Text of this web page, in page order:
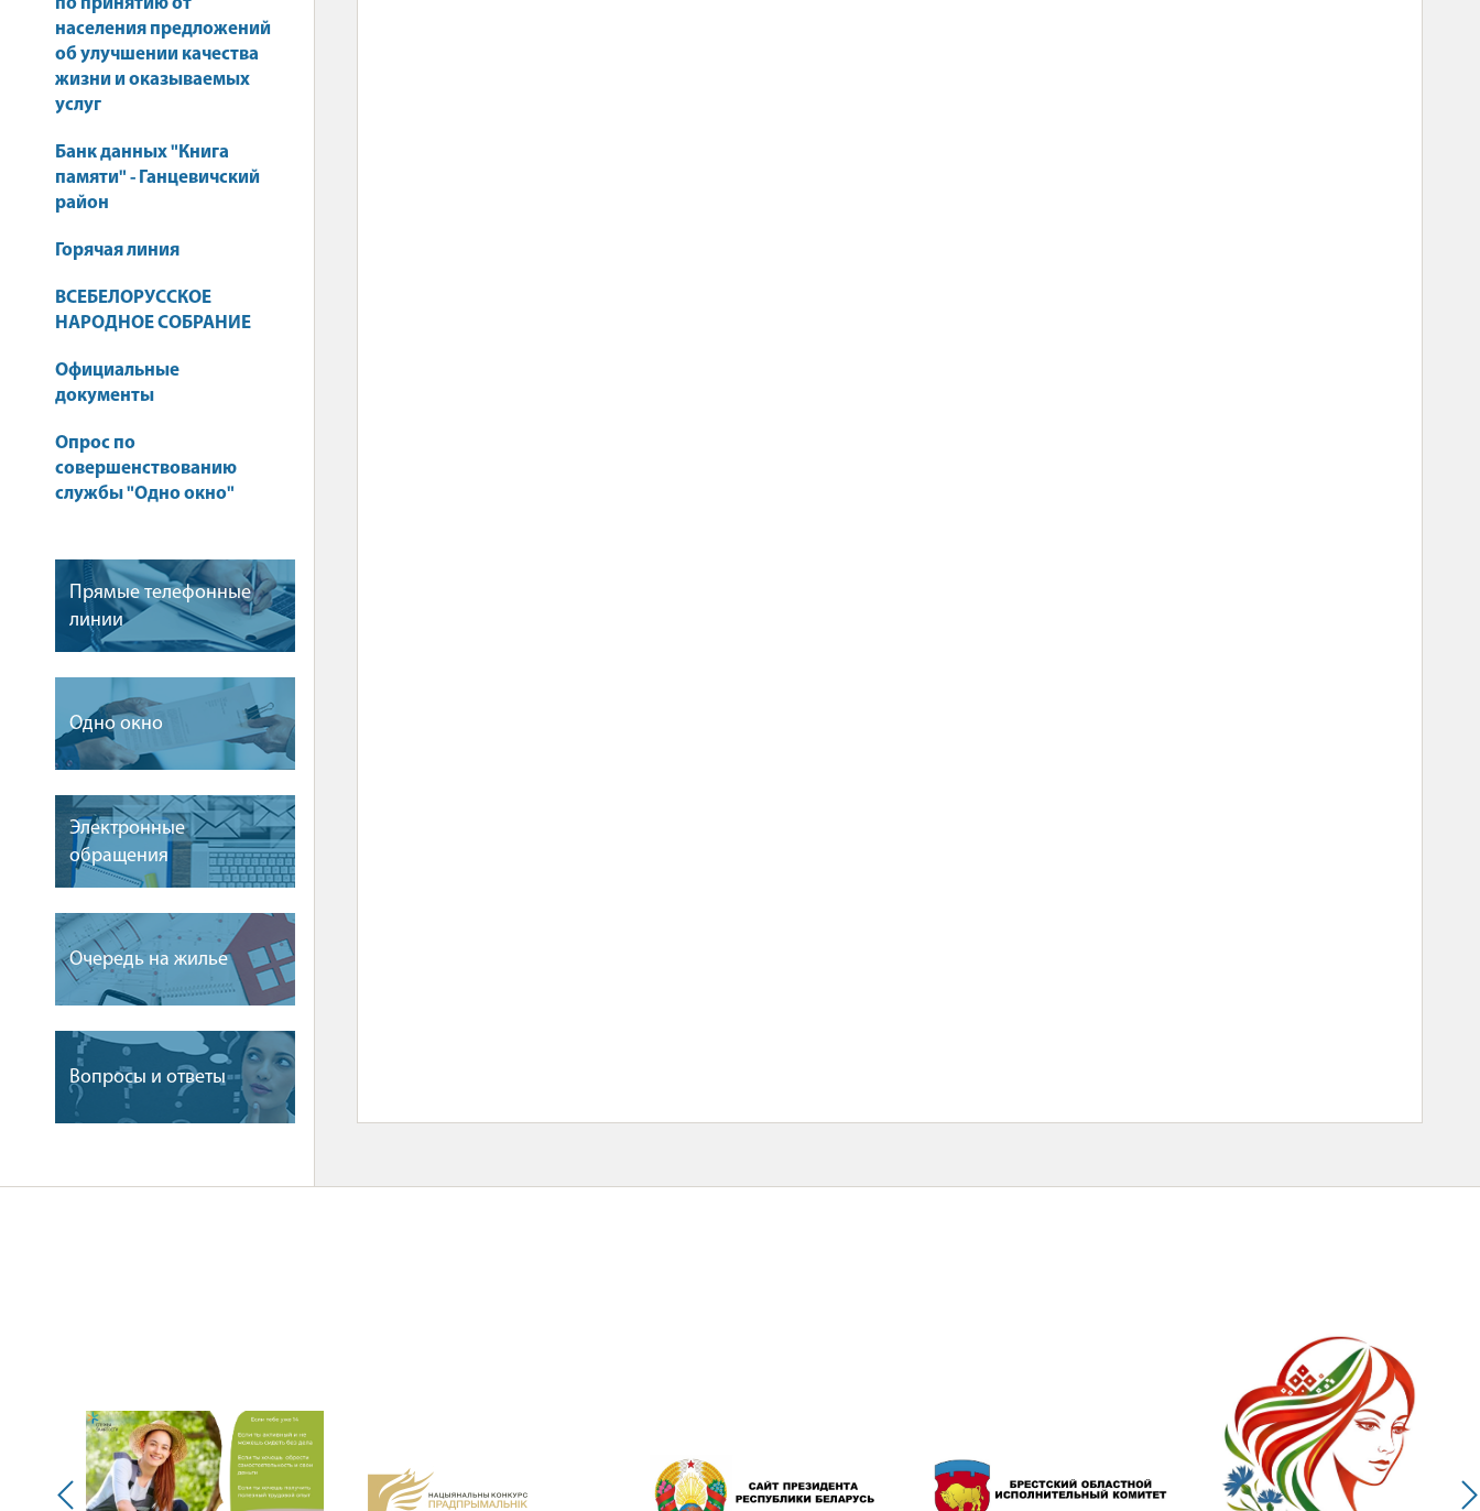
по принятию от
населения предложений
об улучшении качества
жизни и оказываемых
услуг
Банк данных "Книга
памяти" - Ганцевичский
район
Горячая линия
ВСЕБЕЛОРУССКОЕ
НАРОДНОЕ СОБРАНИЕ
Официальные
документы
Опрос по
совершенствованию
службы "Одно окно"
Прямые телефонные
линии
Одно окно
Электронные
обращения
Очередь на жилье
Вопросы и ответы